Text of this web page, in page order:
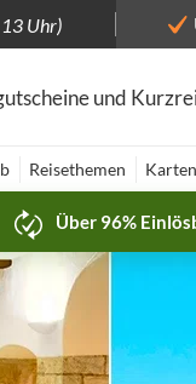
Uhr)
und
Reisethemen
Über 96%